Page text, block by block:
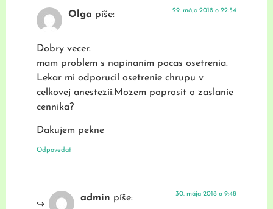
Olga píše: 29. mája 2018 o 22:54
Dobry vecer.
mam problem s napinanim pocas osetrenia.
Lekar mi odporucil osetrenie chrupu v
celkovej anestezii.Mozem poprosit o zaslanie
cennika?
Dakujem pekne
Odpovedať
admin píše: 30. mája 2018 o 9:48